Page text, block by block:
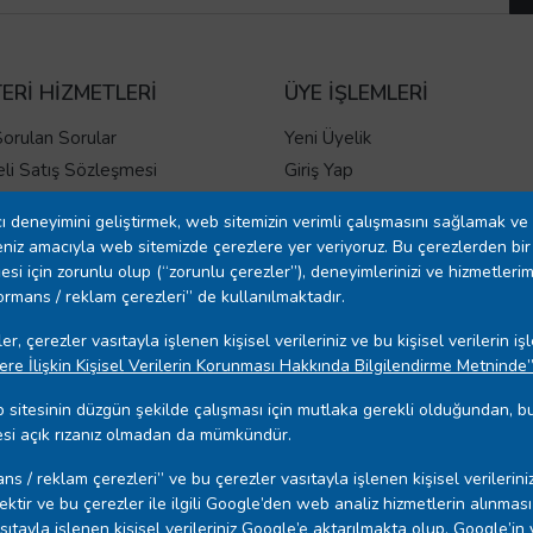
HİZMETLERİ
Sorular
Satış Sözleşmesi
İptal Prosedürü
Ve Teslimat
ve Kurulum Detayları
ÜYE İŞLEMLERİ
Yeni Üyelik
Giriş Yap
ve Tic. A.Ş. Tüm Hakları
deneyimini geliştirmek, web sitemizin verimli çalışmasını sağlamak
amacıyla web sitemizde çerezlere yer veriyoruz. Bu çerezlerden bir
için zorunlu olup (“zorunlu çerezler”), deneyimlerinizi ve
/ reklam çerezleri” de kullanılmaktadır.
çerezler vasıtayla işlenen kişisel verileriniz ve bu kişisel verilerin
İlişkin Kişisel Verilerin Korunması Hakkında Bilgilendirme Metninde”
sitesinin düzgün şekilde çalışması için mutlaka gerekli olduğundan,
açık rızanız olmadan da mümkündür.
/ reklam çerezleri” ve bu çerezler vasıtayla işlenen kişisel
ve bu çerezler ile ilgili Google’den web analiz hizmetlerin